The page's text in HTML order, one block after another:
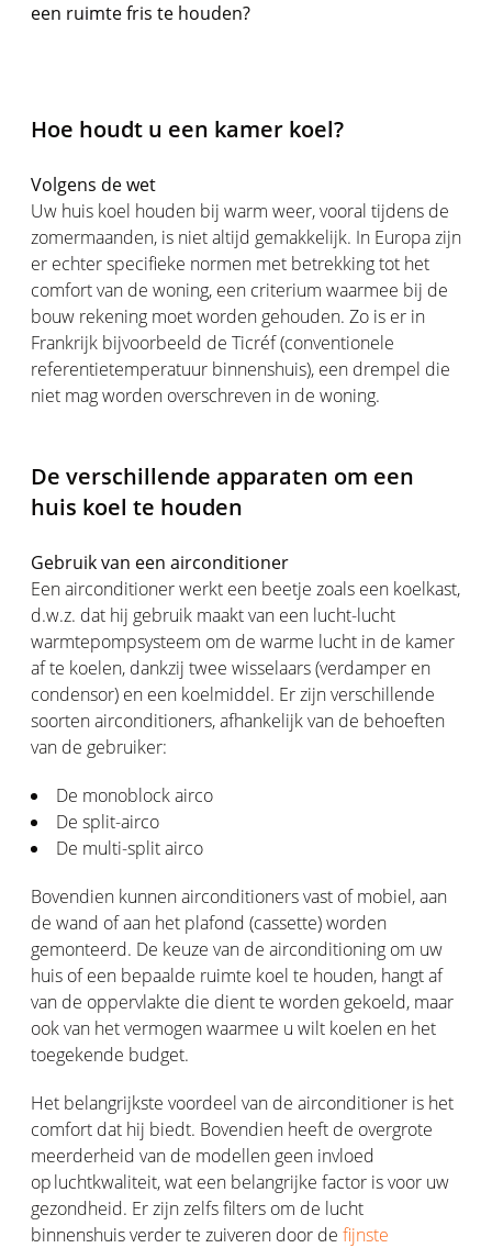
een ruimte fris te houden?
Hoe houdt u een kamer koel?
Volgens de wet
Uw huis koel houden bij warm weer, vooral tijdens de
zomermaanden, is niet altijd gemakkelijk. In Europa zijn
er echter specifieke normen met betrekking tot het
comfort van de woning, een criterium waarmee bij de
bouw rekening moet worden gehouden. Zo is er in
Frankrijk bijvoorbeeld de Ticréf (conventionele
referentietemperatuur binnenshuis), een drempel die
niet mag worden overschreven in de woning.
De verschillende apparaten om een
huis koel te houden
Gebruik van een airconditioner
Een airconditioner werkt een beetje zoals een koelkast,
d.w.z. dat hij gebruik maakt van een lucht-lucht
warmtepompsysteem om de warme lucht in de kamer
af te koelen, dankzij twee wisselaars (verdamper en
condensor) en een koelmiddel. Er zijn verschillende
soorten airconditioners, afhankelijk van de behoeften
van de gebruiker:
De monoblock airco
De split-airco
De multi-split airco
Bovendien kunnen airconditioners vast of mobiel, aan
de wand of aan het plafond (cassette) worden
gemonteerd. De keuze van de airconditioning om uw
huis of een bepaalde ruimte koel te houden, hangt af
van de oppervlakte die dient te worden gekoeld, maar
ook van het vermogen waarmee u wilt koelen en het
toegekende budget.
Het belangrijkste voordeel van de airconditioner is het
comfort dat hij biedt. Bovendien heeft de overgrote
meerderheid van de modellen geen invloed
op luchtkwaliteit, wat een belangrijke factor is voor uw
gezondheid. Er zijn zelfs filters om de lucht
binnenshuis verder te zuiveren door de fijnste